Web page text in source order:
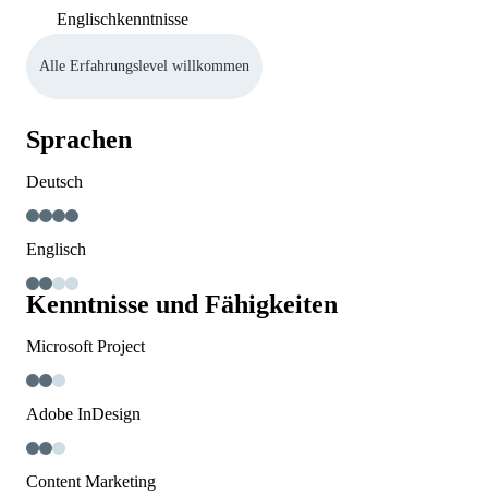
Englischkenntnisse
Alle Erfahrungslevel willkommen
Sprachen
Deutsch
Englisch
Kenntnisse und Fähigkeiten
Microsoft Project
Adobe InDesign
Content Marketing